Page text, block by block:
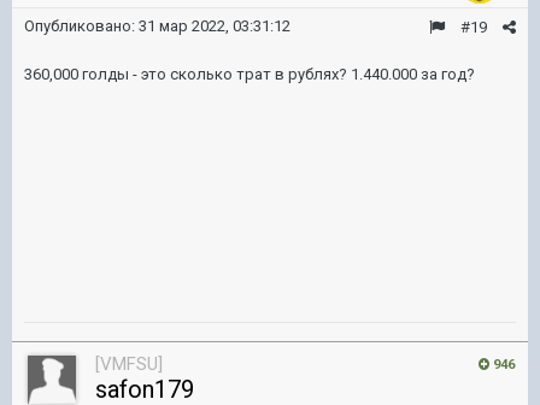
#19
Опубликовано: 31 мар 2022, 03:31:12
360,000 голды - это сколько трат в рублях? 1.440.000 за год?
946
[VMFSU]
safon179